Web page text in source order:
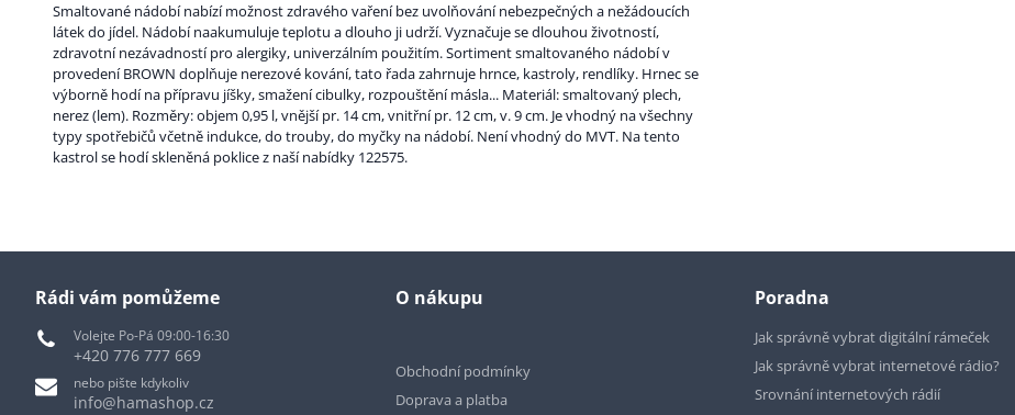
Smaltované nádobí nabízí možnost zdravého vaření bez uvolňování nebezpečných a nežádoucích
látek do jídel. Nádobí naakumuluje teplotu a dlouho ji udrží. Vyznačuje se dlouhou životností,
zdravotní nezávadností pro alergiky, univerzálním použitím. Sortiment smaltovaného nádobí v
provedení BROWN doplňuje nerezové kování, tato řada zahrnuje hrnce, kastroly, rendlíky. Hrnec se
výborně hodí na přípravu jíšky, smažení cibulky, rozpouštění másla... Materiál: smaltovaný plech,
nerez (lem). Rozměry: objem 0,95 l, vnější pr. 14 cm, vnitřní pr. 12 cm, v. 9 cm. Je vhodný na všechny
typy spotřebičů včetně indukce, do trouby, do myčky na nádobí. Není vhodný do MVT. Na tento
kastrol se hodí skleněná poklice z naší nabídky 122575.
Rádi vám pomůžeme
Volejte Po-Pá 09:00-16:30
+420 776 777 669
nebo pište kdykoliv
info@hamashop.cz
O nákupu
Obchodní podmínky
Doprava a platba
Poradna
Jak správně vybrat digitální rámeček
Jak správně vybrat internetové rádio?
Srovnání internetových rádií